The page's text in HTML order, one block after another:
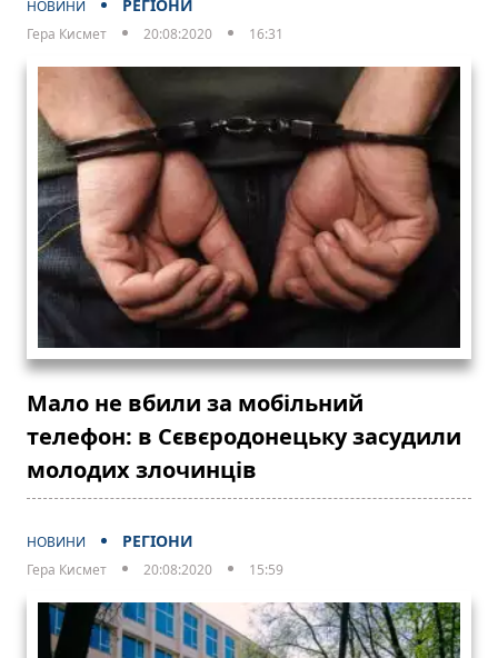
НОВИНИ РЕГІОНИ
Гера Кисмет 20:08:2020 16:31
Мало не вбили за мобільний
телефон: в Сєвєродонецьку засудили
молодих злочинців
НОВИНИ РЕГІОНИ
Гера Кисмет 20:08:2020 15:59